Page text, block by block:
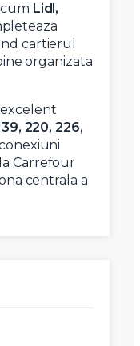
Lidl,
cartierul
organizata
220, 226,
Carrefour
centrala a